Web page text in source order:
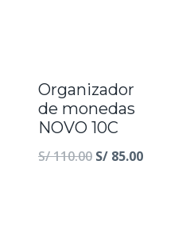
Organizador
de monedas
NOVO 10C
S/110.00 El
S/ 85.00El